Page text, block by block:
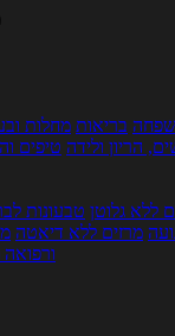
בריאות מחלות
הריון ולידה טיפים
ללא גלוטן טבעונות
מרזים ללא דיאטה